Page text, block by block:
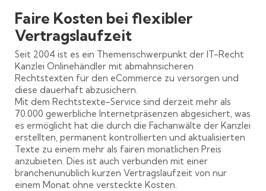
Faire Kosten bei flexibler
Vertragslaufzeit
Seit 2004 ist es ein Themenschwerpunkt der IT-Recht
Kanzlei Onlinehändler mit abmahnsicheren
Rechtstexten für den eCommerce zu versorgen und
diese dauerhaft abzusichern.
Mit dem Rechtstexte-Service sind derzeit mehr als
70.000 gewerbliche Internetpräsenzen abgesichert, was
es ermöglicht hat die durch die Fachanwälte der Kanzlei
erstellten, permanent kontrollierten und aktualisierten
Texte zu einem mehr als fairen monatlichen Preis
anzubieten. Dies ist auch verbunden mit einer
branchenunüblich kurzen Vertragslaufzeit von nur
einem Monat ohne versteckte Kosten.